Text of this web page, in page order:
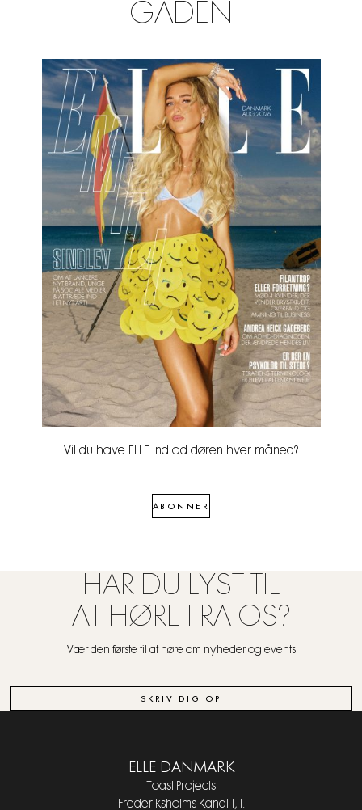
GADEN
Vil du have ELLE ind ad døren hver måned?
ABONNER
HAR DU LYST TIL
AT HØRE FRA OS?
Vær den første til at høre om nyheder og events
SKRIV DIG OP
ELLE DANMARK
Toast Projects
Frederiksholms Kanal 1, 1.